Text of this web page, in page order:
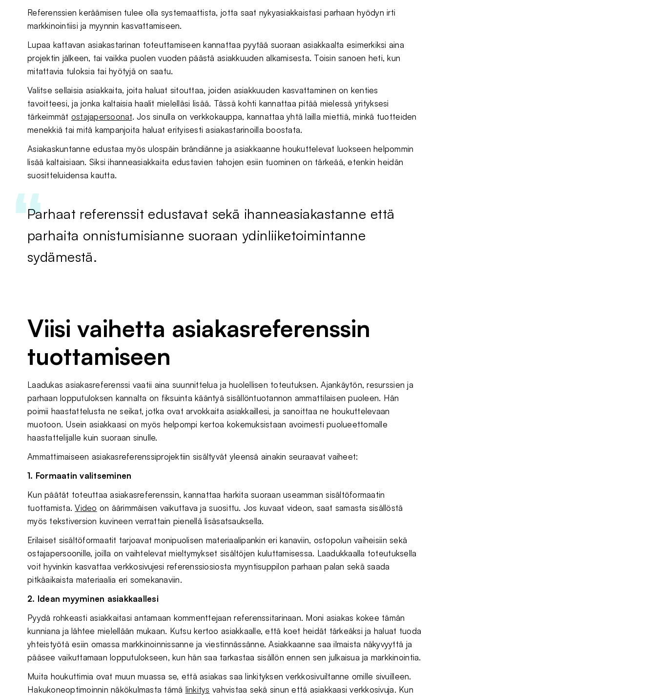
Referenssien keräämisen tulee olla systemaattista, jotta saat nykyasiakkaistasi parhaan hyödyn irti
markkinointiisi ja myynnin kasvattamiseen.
Lupaa kattavan asiakastarinan toteuttamiseen kannattaa pyytää suoraan asiakkaalta esimerkiksi aina
projektin jälkeen, tai vaikka puolen vuoden päästä asiakkuuden alkamisesta. Toisin sanoen heti, kun
mitattavia tuloksia tai hyötyjä on saatu.
Valitse sellaisia asiakkaita, joita haluat sitouttaa, joiden asiakkuuden kasvattaminen on kenties
tavoitteesi, ja jonka kaltaisia haalit mielelläsi lisää. Tässä kohti kannattaa pitää mielessä yrityksesi
tärkeimmät ostajapersoonat. Jos sinulla on verkkokauppa, kannattaa yhtä lailla miettiä, minkä tuotteiden
menekkiä tai mitä kampanjoita haluat erityisesti asiakastarinoilla boostata.
Asiakaskuntanne edustaa myös ulospäin brändiänne ja asiakkaanne houkuttelevat luokseen helpommin
lisää kaltaisiaan. Siksi ihanneasiakkaita edustavien tahojen esiin tuominen on tärkeää, etenkin heidän
suositteluidensa kautta.
Parhaat referenssit edustavat sekä ihanneasiakastanne että
parhaita onnistumisianne suoraan ydinliiketoimintanne
sydämestä.
Viisi vaihetta asiakasreferenssin
tuottamiseen
Laadukas asiakasreferenssi vaatii aina suunnittelua ja huolellisen toteutuksen. Ajankäytön, resurssien ja
parhaan lopputuloksen kannalta on fiksuinta kääntyä sisällöntuotannon ammattilaisen puoleen. Hän
poimii haastattelusta ne seikat, jotka ovat arvokkaita asiakkaillesi, ja sanoittaa ne houkuttelevaan
muotoon. Usein asiakkaasi on myös helpompi kertoa kokemuksistaan avoimesti puolueettomalle
haastattelijalle kuin suoraan sinulle.
Ammattimaiseen asiakasreferenssiprojektiin sisältyvät yleensä ainakin seuraavat vaiheet:
1. Formaatin valitseminen
Kun päätät toteuttaa asiakasreferenssin, kannattaa harkita suoraan useamman sisältöformaatin
tuottamista.Video on äärimmäisen vaikuttava ja suosittu. Jos kuvaat videon, saat samasta sisällöstä
myös tekstiversion kuvineen verrattain pienellä lisäsatsauksella.
Erilaiset sisältöformaatit tarjoavat monipuolisen materiaalipankin eri kanaviin, ostopolun vaiheisiin sekä
ostajapersoonille, joilla on vaihtelevat mieltymykset sisältöjen kuluttamisessa. Laadukkaalla toteutuksella
voit hyvinkin kasvattaa verkkosivujesi referenssiosiosta myyntisuppilon parhaan palan sekä saada
pitkäaikaista materiaalia eri somekanaviin.
2. Idean myyminen asiakkaallesi
Pyydä rohkeasti asiakkaitasi antamaan kommenttejaan referenssitarinaan. Moni asiakas kokee tämän
kunniana ja lähtee mielellään mukaan. Kutsu kertoo asiakkaalle, että koet heidät tärkeäksi ja haluat tuoda
yhteistyötä esiin omassa markkinoinnissanne ja viestinnässänne. Asiakkaanne saa ilmaista näkyvyyttä ja
pääsee vaikuttamaan lopputulokseen, kun hän saa tarkastaa sisällön ennen sen julkaisua ja markkinointia.
Muita houkuttimia ovat muun muassa se, että asiakas saa linkityksen verkkosivuiltanne omille sivuilleen.
Hakukoneoptimoinnin näkökulmasta tämä linkitys vahvistaa sekä sinun että asiakkaasi verkkosivuja. Kun